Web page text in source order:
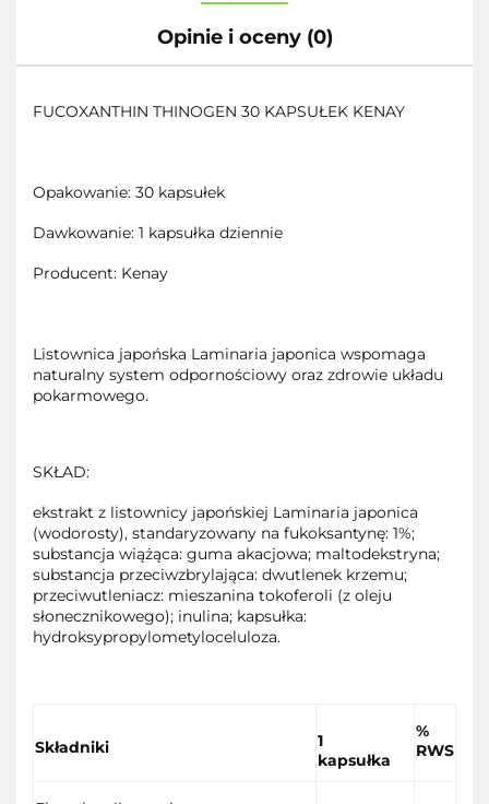
Opinie i oceny (0)
FUCOXANTHIN THINOGEN 30 KAPSUŁEK KENAY
Opakowanie: 30 kapsułek
Dawkowanie: 1 kapsułka dziennie
Producent: Kenay
Listownica japońska Laminaria japonica wspomaga
naturalny system odpornościowy oraz zdrowie układu
pokarmowego.
SKŁAD:
ekstrakt z listownicy japońskiej Laminaria japonica
(wodorosty), standaryzowany na fukoksantynę: 1%;
substancja wiążąca: guma akacjowa; maltodekstryna;
substancja przeciwzbrylająca: dwutlenek krzemu;
przeciwutleniacz: mieszanina tokoferoli (z oleju
słonecznikowego); inulina; kapsułka:
hydroksypropylometyloceluloza.
Składniki
1
kapsułka
%
RWS